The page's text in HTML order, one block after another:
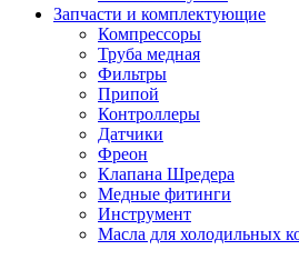
Запчасти и комплектующие
Компрессоры
Труба медная
Фильтры
Припой
Контроллеры
Датчики
Фреон
Клапана Шредера
Медные фитинги
Инструмент
Масла для холодильных